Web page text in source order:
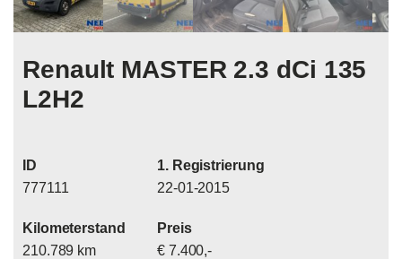
Renault MASTER 2.3 dCi 135
L2H2
ID
777111
1. Registrierung
22-01-2015
Kilometerstand
210.789 km
Preis
€ 7.400,-